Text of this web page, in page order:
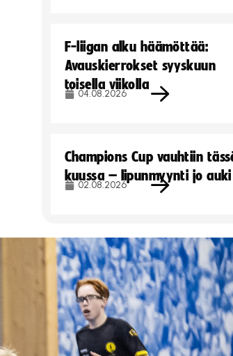
F-liigan alku häämöttää:
Avauskierrokset syyskuun
toisella viikolla
04.08.2026
Champions Cup vauhtiin
kuussa – lipunmyynti jo auki
02.08.2026